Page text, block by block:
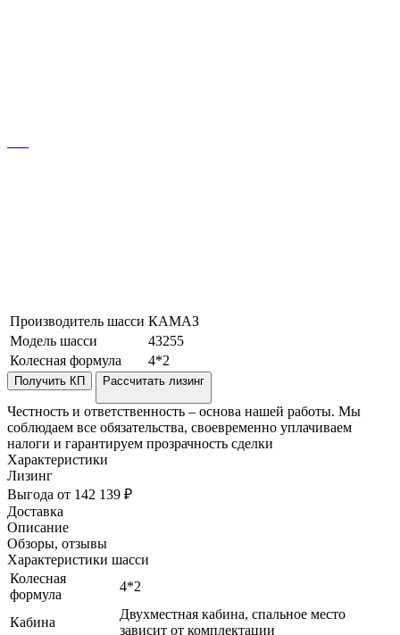
Производитель шасси КАМАЗ
Модель шасси
43255
Колесная формула
4*2
Получить КП Рассчитать лизинг
Честность и ответственность – основа нашей работы. Мы
соблюдаем все обязательства, своевременно уплачиваем
налоги и гарантируем прозрачность сделки
Характеристики
Лизинг
Выгода от 142 139 ₽
Доставка
Описание
Обзоры, отзывы
Характеристики шасси
Колесная
формула
4*2
Кабина
Двухместная кабина, спальное место
зависит от комплектации